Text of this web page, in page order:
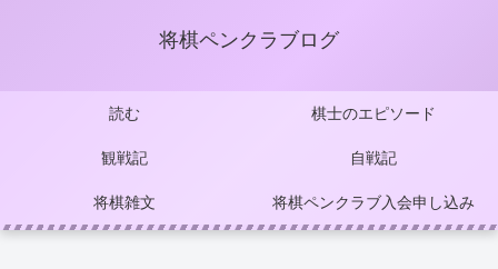
将棋ペンクラブログ
読む 棋士のエピソード
観戦記 自戦記
将棋雑文 将棋ペンクラブ入会申し込み